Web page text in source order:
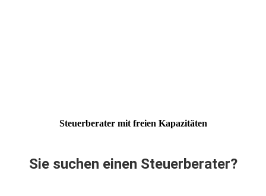
Steuerberater mit freien Kapazitäten
Sie suchen einen Steuerberater?